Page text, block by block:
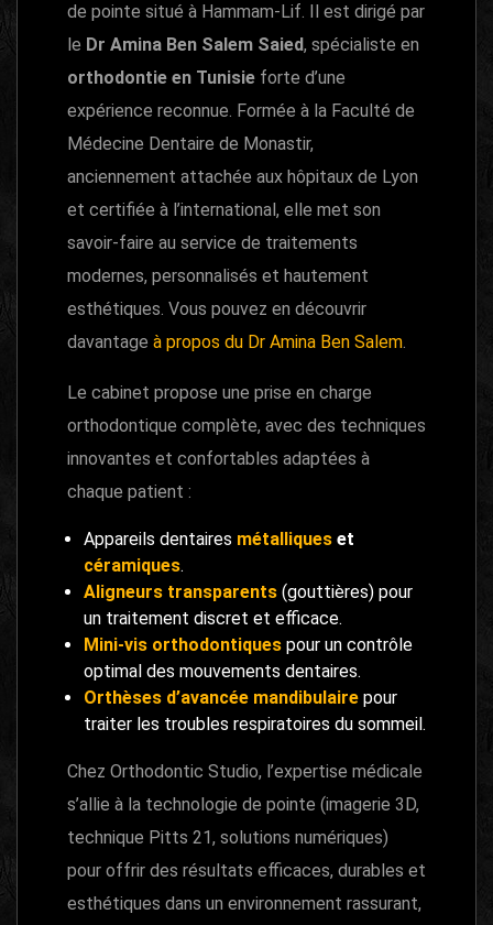
de pointe situé à Hammam-Lif. Il est dirigé par
le Dr Amina Ben Salem Saied, spécialiste en
orthodontie en Tunisie forte d’une
expérience reconnue. Formée à la Faculté de
Médecine Dentaire de Monastir,
anciennement attachée aux hôpitaux de Lyon
et certifiée à l’international, elle met son
savoir-faire au service de traitements
modernes, personnalisés et hautement
esthétiques. Vous pouvez en découvrir
davantage à propos du Dr Amina Ben Salem.
Le cabinet propose une prise en charge
orthodontique complète, avec des techniques
innovantes et confortables adaptées à
chaque patient :
Appareils dentaires métalliques et
céramiques.
Aligneurs transparents (gouttières) pour
un traitement discret et efficace.
Mini-vis orthodontiques pour un contrôle
optimal des mouvements dentaires.
Orthèses d’avancée mandibulaire pour
traiter les troubles respiratoires du sommeil.
Chez Orthodontic Studio, l’expertise médicale
s’allie à la technologie de pointe (imagerie 3D,
technique Pitts 21, solutions numériques)
pour offrir des résultats efficaces, durables et
esthétiques dans un environnement rassurant,